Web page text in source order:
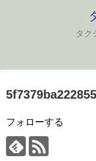
タク
フォローする